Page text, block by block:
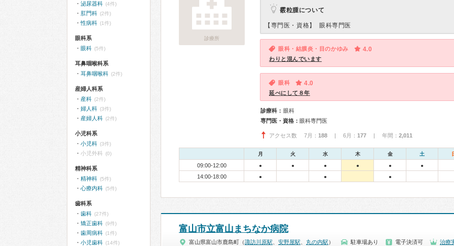
診療所
霰粒腫について
【専門医・資格】 眼科専門医
眼科・結膜炎・目のかゆみ 4.0
わりと混んでいます
眼科 4.0
延べにして８年
診療科： 眼科
専門医・資格： 眼科専門医
アクセス数 7月： 188 | 6月： 177 | 年間： 2,011
月 火 水 木 金 土
09:00-12:00 ● ● ● ● ● ●
14:00-18:00 ● ● ●
富山市立富山まちなか病院
富山県富山市鹿島町（諏訪川原駅 安野屋駅 丸の内駅 ） 駐車場あり 電子決済可
治療
泌尿器科 (4件)
肛門科 (2件)
性病科 (1件)
眼科系
眼科 (5件)
耳鼻咽喉科系
耳鼻咽喉科 (2件)
産婦人科系
産科 (2件)
婦人科 (3件)
産婦人科 (2件)
小児科系
小児科 (3件)
小児外科 (0)
精神科系
精神科 (5件)
心療内科 (5件)
歯科系
歯科 (27件)
矯正歯科 (9件)
歯周病科 (1件)
小児歯科 (14件)